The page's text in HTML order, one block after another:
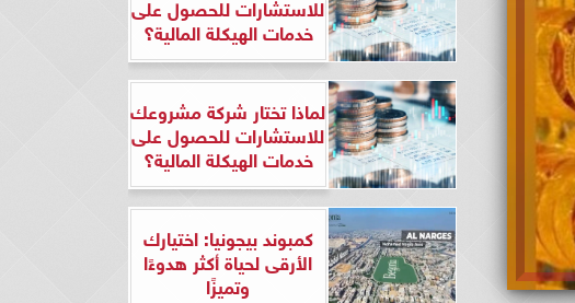
للاستشارات للحصول على
خدمات الهيكلة المالية؟
لماذا تختار شركة مشروعك
للاستشارات للحصول على
خدمات الهيكلة المالية؟
كمبوند بيجونيا: اختيارك
الأرقى لحياة أكثر هدوءًا
وتميزًا